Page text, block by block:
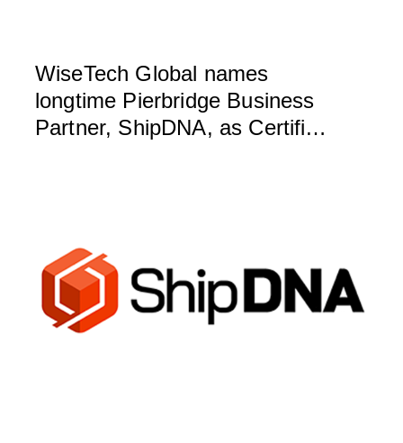
WiseTech Global names
longtime Pierbridge Business
Partner, ShipDNA, as Certified